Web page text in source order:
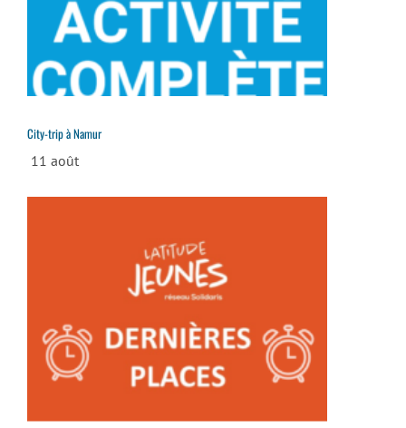
City-trip à Namur
11 août